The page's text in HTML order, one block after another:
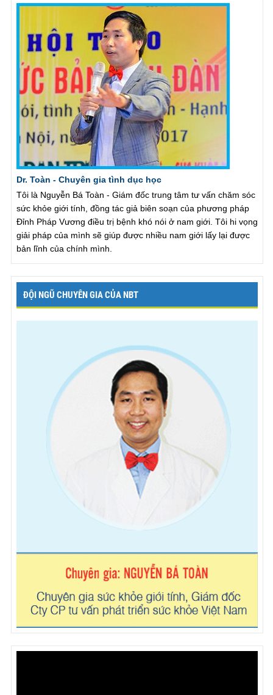
Dr. Toàn - Chuyên gia tình dục học
Tôi là Nguyễn Bá Toàn - Giám đốc trung tâm tư vấn chăm sóc
sức khỏe giới tính, đồng tác giả biên soạn của phương pháp
Đỉnh Pháp Vương điều trị bệnh khó nói ở nam giới. Tôi hi vọng
giải pháp của mình sẽ giúp được nhiều nam giới lấy lại được
bản lĩnh của chính mình.
ĐỘI NGŨ CHUYÊN GIA CỦA NBT